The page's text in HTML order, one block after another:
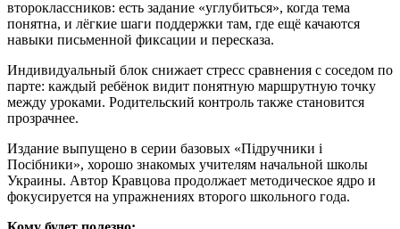
второклассников: есть задание «углубиться», когда тема
понятна, и лёгкие шаги поддержки там, где ещё качаются
навыки письменной фиксации и пересказа.
Индивидуальный блок снижает стресс сравнения с соседом по
парте: каждый ребёнок видит понятную маршрутную точку
между уроками. Родительский контроль также становится
прозрачнее.
Издание выпущено в серии базовых «Підручники і
Посібники», хорошо знакомых учителям начальной школы
Украины. Автор Кравцова продолжает методическое ядро и
фокусируется на упражнениях второго школьного года.